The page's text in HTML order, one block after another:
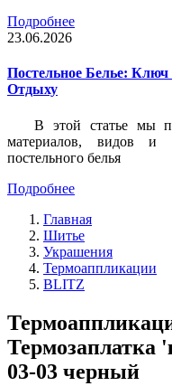
Подробнее
23.06.2026
Постельное Белье:
Отдыху
В этой статье мы
материалов, видов и
постельного белья
Подробнее
Главная
Шитье
Украшения
Термоаппликации
BLITZ
Термозаплатка
03-03 черный